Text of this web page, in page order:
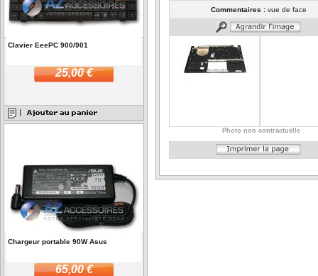
Clavier EeePC 900/901
25,00 €
Chargeur portable 90W Asus
65,00 €
Commentaires :vue de face
Photo non contractuelle